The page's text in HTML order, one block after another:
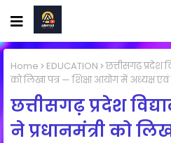
Home EDUCATION
छत्तीसगढ़ प्रदेश
को लिखा पत्र — शिक्षा आयोग में अध्यक्ष
छत्तीसगढ़ प्रदेश
ने प्रधानमंत्री को